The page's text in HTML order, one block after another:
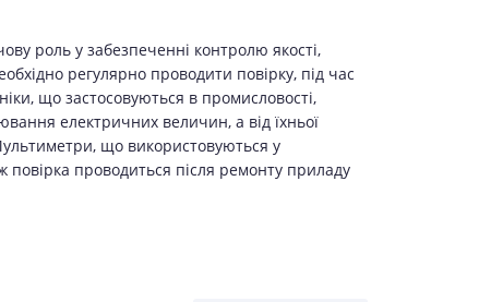
роль у забезпеченні контролю якості,
регулярно проводити повірку, під час
що застосовуються в промисловості,
електричних величин, а від їхньої
що використовуються у
повірка проводиться після ремонту приладу